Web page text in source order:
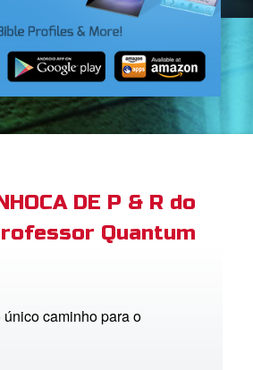
DE P & R do
Quantum
único caminho para o